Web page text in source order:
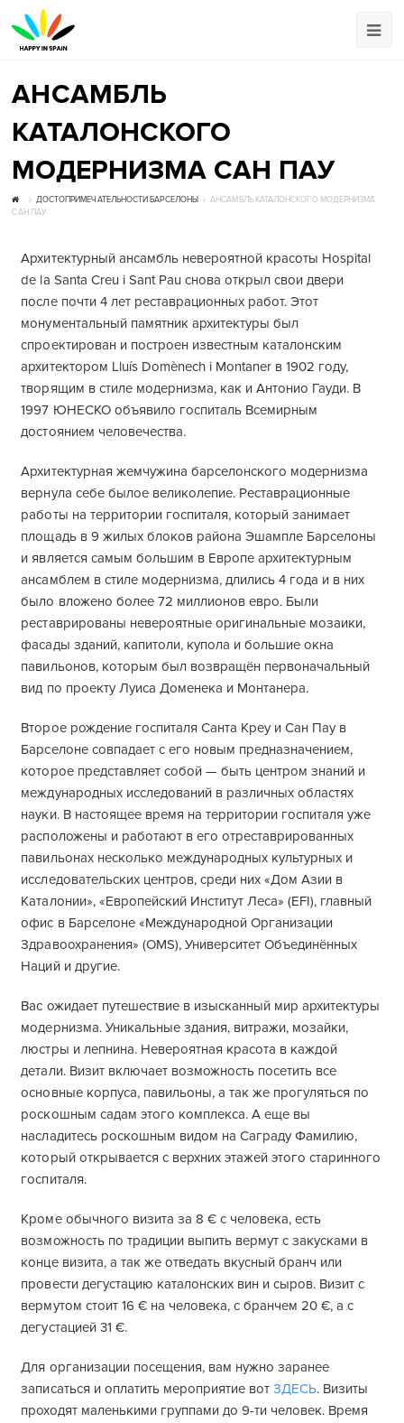
АНСАМБЛЬ
КАТАЛОНСКОГО
МОДЕРНИЗМА САН ПАУ
ДОСТОПРИМЕЧАТЕЛЬНОСТИ БАРСЕЛОНЫ
АНСАМБЛЬ КАТАЛОНСКОГО МОДЕРНИЗМА
САН ПАУ
Архитектурный ансамбль невероятной красоты Hospital
de la Santa Creu i Sant Pau снова открыл свои двери
после почти 4 лет реставрационных работ. Этот
монументальный памятник архитектуры был
спроектирован и построен известным каталонским
архитектором Lluís Domènech i Montaner в 1902 году,
творящим в стиле модернизма, как и Антонио Гауди. В
1997 ЮНЕСКО объявило госпиталь Всемирным
достоянием человечества.
Архитектурная жемчужина барселонского модернизма
вернула себе былое великолепие. Реставрационные
работы на территории госпиталя, который занимает
площадь в 9 жилых блоков района Эшампле Барселоны
и является самым большим в Европе архитектурным
ансамблем в стиле модернизма, длились 4 года и в них
было вложено более 72 миллионов евро. Были
реставрированы невероятные оригинальные мозаики,
фасады зданий, капитоли, купола и большие окна
павильонов, которым был возвращён первоначальный
вид по проекту Луиса Доменека и Монтанера.
Второе рождение госпиталя Санта Креу и Сан Пау в
Барселоне совпадает с его новым предназначением,
которое представляет собой — быть центром знаний и
международных исследований в различных областях
науки. В настоящее время на территории госпиталя уже
расположены и работают в его отреставрированных
павильонах несколько международных культурных и
исследовательских центров, среди них «Дом Азии в
Каталонии», «Европейский Институт Леса» (EFI), главный
офис в Барселоне «Международной Организации
Здравоохранения» (OMS), Университет Объединённых
Наций и другие.
Вас ожидает путешествие в изысканный мир архитектуры
модернизма. Уникальные здания, витражи, мозайки,
люстры и лепнина. Невероятная красота в каждой
детали. Визит включает возможность посетить все
основные корпуса, павильоны, а так же прогуляться по
роскошным садам этого комплекса. А еще вы
насладитесь роскошным видом на Саграду Фамилию,
который открывается с верхних этажей этого старинного
госпиталя.
Кроме обычного визита за 8 € с человека, есть
возможность по традиции выпить вермут с закусками в
конце визита, а так же отведать вкусный бранч или
провести дегустацию каталонских вин и сыров. Визит с
вермутом стоит 16 € на человека, с бранчем 20 €, а с
дегустацией 31 €.
Для организации посещения, вам нужно заранее
записаться и оплатить мероприятие вотЗДЕСЬ. Визиты
проходят маленькими группами до 9-ти человек. Время